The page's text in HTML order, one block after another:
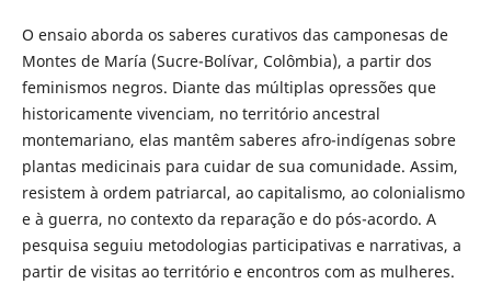
O ensaio aborda os saberes curativos das camponesas de
Montes de María (Sucre-Bolívar, Colômbia), a partir dos
feminismos negros. Diante das múltiplas opressões que
historicamente vivenciam, no território ancestral
montemariano, elas mantêm saberes afro-indígenas sobre
plantas medicinais para cuidar de sua comunidade. Assim,
resistem à ordem patriarcal, ao capitalismo, ao colonialismo
e à guerra, no contexto da reparação e do pós-acordo. A
pesquisa seguiu metodologias participativas e narrativas, a
partir de visitas ao território e encontros com as mulheres.